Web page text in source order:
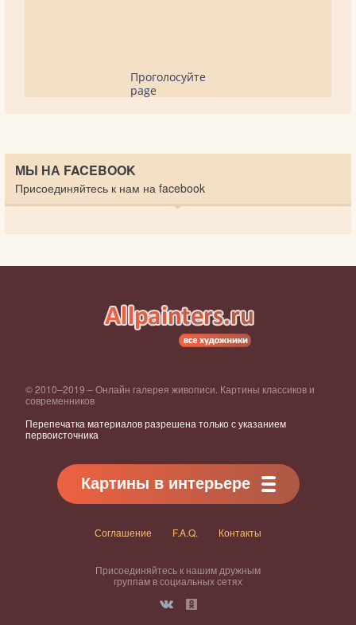
Проголосуйте
page
МЫ НА FACEBOOK
Присоединяйтесь к нам на facebook
© 2010–2019 – Онлайн галерея живописи. Картины классиков и
современников
Перепечатка материалов разрешена только с указанием
первоисточника
Картины в интерьере
Соглашение F.A.Q. Контакты
Присоединяйтесь к нашим дружным
группам в социальных сетях